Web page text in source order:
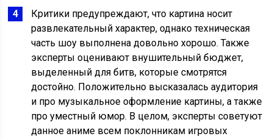
Критики предупреждают, что картина носит
развлекательный характер, однако техническая
часть шоу выполнена довольно хорошо. Также
эксперты оценивают внушительный бюджет,
выделенный для битв, которые смотрятся
достойно. Положительно высказалась аудитория
и про музыкальное оформление картины, а также
про уместный юмор. В целом, эксперты советуют
данное аниме всем поклонникам игровых